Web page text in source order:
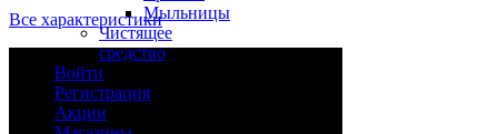
Мыльницы
Чистящее
средство
Войти
Регистрация
Акции
Все характеристики